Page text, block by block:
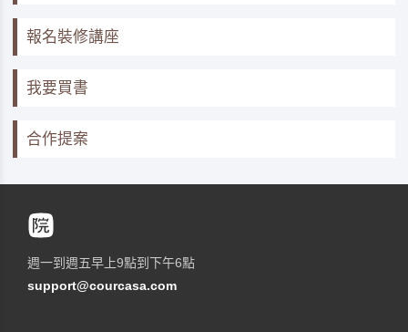
報名裝修講座
我要買書
合作提案
週一到週五早上9點到下午6點
support@courcasa.com